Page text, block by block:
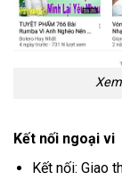
Kết nối ngoại vi
Kết nối: Giao